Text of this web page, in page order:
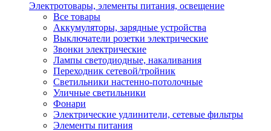
Электротовары, элементы питания, освещение
Все товары
Аккумуляторы, зарядные устройства
Выключатели розетки электрические
Звонки электрические
Лампы светодиодные, накаливания
Переходник сетевой/тройник
Светильники настенно-потолочные
Уличные светильники
Фонари
Электрические удлинители, сетевые фильтры
Элементы питания